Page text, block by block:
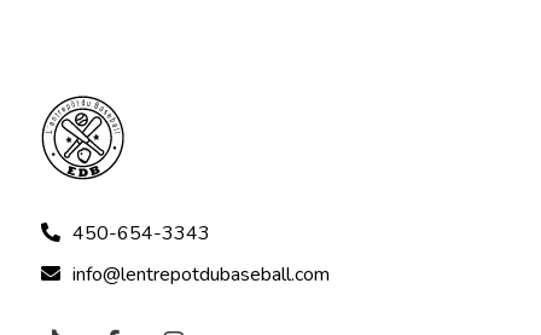
450-654-3343
info@lentrepotdubaseball.com